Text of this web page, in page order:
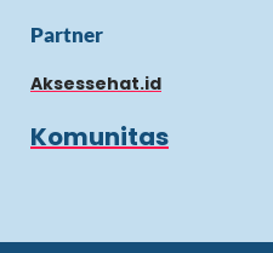
Partner
Aksessehat.id
Komunitas